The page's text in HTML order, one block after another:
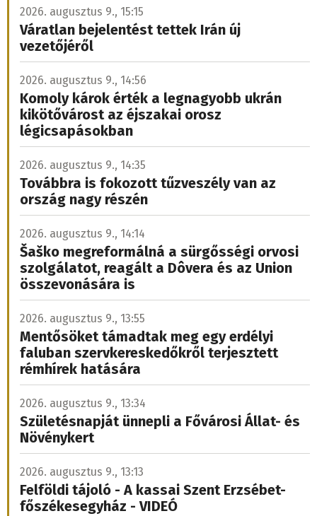
2026. augusztus 9., 15:15
Váratlan bejelentést tettek Irán új
vezetőjéről
2026. augusztus 9., 14:56
Komoly károk érték a legnagyobb ukrán
kikötővárost az éjszakai orosz
légicsapásokban
2026. augusztus 9., 14:35
Továbbra is fokozott tűzveszély van az
ország nagy részén
2026. augusztus 9., 14:14
Šaško megreformálná a sürgősségi orvosi
szolgálatot, reagált a Dôvera és az Union
összevonására is
2026. augusztus 9., 13:55
Mentősöket támadtak meg egy erdélyi
faluban szervkereskedőkről terjesztett
rémhírek hatására
2026. augusztus 9., 13:34
Születésnapját ünnepli a Fővárosi Állat- és
Növénykert
2026. augusztus 9., 13:13
Felföldi tájoló - A kassai Szent Erzsébet-
főszékesegyház - VIDEÓ